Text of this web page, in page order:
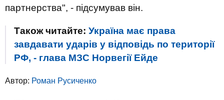
партнерства", - підсумував він.
Також читайте: Україна має права
завдавати ударів у відповідь по території
РФ, - глава МЗС Норвегії Ейде
Автор: Роман Русиченко